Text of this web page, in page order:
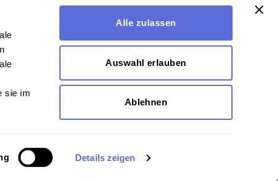
sie im
Details zeigen
Alle zulassen
Auswahl erlauben
Ablehnen